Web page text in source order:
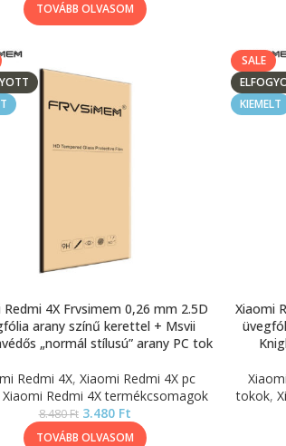
TOVÁBB OLVASOM
Redmi 4X Frvsimem 0,26 mm 2.5D
arany színű kerettel + Msvii
„normál stílusú” arany PC tok
Redmi 4X, Xiaomi Redmi 4X pc
Xiaomi Redmi 4X termékcsomagok
8.480Ft 3.480 Ft
TOVÁBB OLVASOM
SALE
KIEMELT
Xiaomi
tokok,